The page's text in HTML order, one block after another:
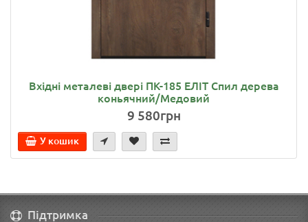
Вхідні металеві двері ПК-185 ЕЛІТ Спил дерева
коньячний/Медовий
9 580грн
У кошик
Підтримка